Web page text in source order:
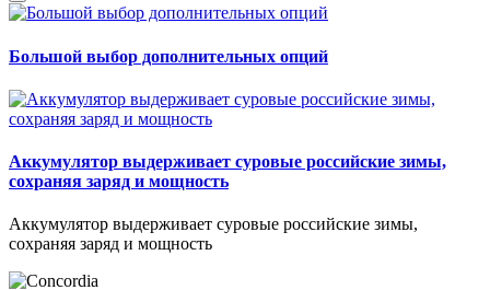
Большой выбор дополнительных опций
Аккумулятор выдерживает суровые российские зимы,
сохраняя заряд и мощность
Аккумулятор выдерживает суровые российские зимы,
сохраняя заряд и мощность